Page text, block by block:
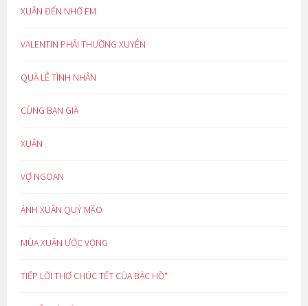
XUÂN ĐẾN NHỚ EM
VALENTIN PHẢI THƯỜNG XUYÊN
QUÀ LỄ TÌNH NHÂN
CÙNG BẠN GIÀ
XUÂN
VỢ NGOAN
ÁNH XUÂN QUÝ MÃO
MÙA XUÂN ƯỚC VỌNG
TIẾP LỜI THƠ CHÚC TẾT CỦA BÁC HỒ*